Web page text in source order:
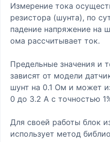
Измерение тока
резистора (шунта), по
падение напряжение на
ома рассчитывает ток.
Предельные значения и
зависят от модели
шунт на 0.1 Ом и может
0 до 3.2 А с точностью
Для своей работы блок
использует метод